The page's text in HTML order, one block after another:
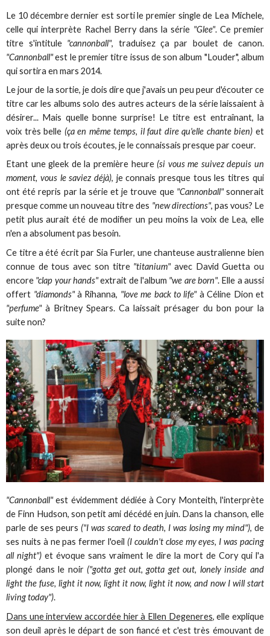
Le 10 décembre dernier est sorti le premier single de Lea Michele,
celle qui interprète Rachel Berry dans la série "Glee". Ce premier
titre s'intitule "cannonball", traduisez ça par boulet de canon.
"Cannonball"est le premier titre issus de son album "Louder", album
qui sortira en mars 2014.
Le jour de la sortie, je dois dire que j'avais un peu peur d'écouter ce
titre car les albums solo des autres acteurs de la série laissaient à
désirer... Mais quelle bonne surprise! Le titre est entraînant, la
voix très belle (ça en même temps, il faut dire qu'elle chante bien) et
après deux ou trois écoutes, je le connaissais presque par coeur.
Etant une gleek de la première heure (si vous me suivez depuis un
moment, vous le saviez déjà), je connais presque tous les titres qui
ont été repris par la série et je trouve que"Cannonball"sonnerait
presque comme un nouveau titre des "new directions", pas vous? Le
petit plus aurait été de modifier un peu moins la voix de Lea, elle
n'en a absolument pas besoin.
Ce titre a été écrit par Sia Furler, une chanteuse australienne bien
connue de tous avec son titre "titanium"avec David Guetta ou
encore "clap your hands"extrait de l'album "we are born". Elle a aussi
offert "diamonds"à Rihanna, "love me back to life"à Céline Dion et
"perfume"à Britney Spears. Ca laissait présager du bon pour la
suite non?
"Cannonball"est évidemment dédiée à Cory Monteith, l'interprète
de Finn Hudson, son petit ami décédé en juin. Dans la chanson, elle
parle de ses peurs ("I was scared to death, I was losing my mind"), de
ses nuits à ne pas fermer l'oeil (I couldn't close my eyes, I was pacing
all night") et évoque sans vraiment le dire la mort de Cory qui l'a
plongé dans le noir("gotta get out, gotta get out, lonely inside and
light the fuse, light it now, light it now, light it now, and now I will start
living today").
Dans une interview accordée hier à Ellen Degeneres, elle explique
son deuil après le départ de son fiancé et c'est très émouvant de